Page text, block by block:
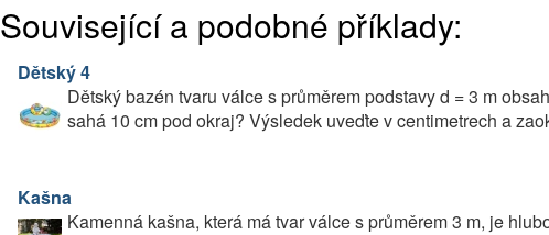
Související a podobné příklady:
Dětský 4
Dětský bazén tvaru válce s průměrem podstavy d = 3 m
sahá 10 cm pod okraj? Výsledek uveďte v centimetrech a
Kašna
Kamenná kašna, která má tvar válce s průměrem 3 m, je